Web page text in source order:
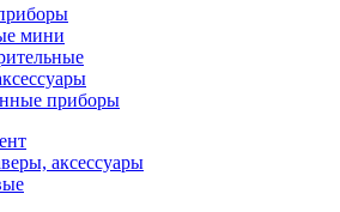
мини
приборы
аксессуары